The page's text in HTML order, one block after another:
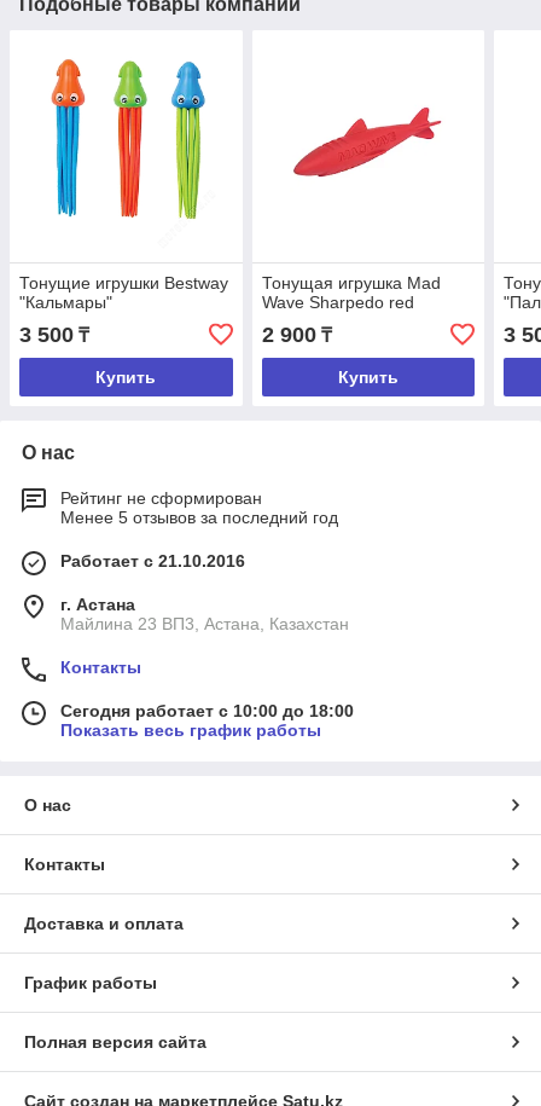
Тонущие игрушки Bestway
"Кальмары"
3 500 ₸
Купить
Тонущая игрушка Mad
Wave Sharpedo red
2 900₸
Купить
3
О нас
Рейтинг не сформирован
Менее 5 отзывов за последний год
Работает с 21.10.2016
г. Астана
Майлина 23 ВП3, Астана, Казахстан
Контакты
Сегодня работает с 10:00 до 18:00
Показать весь график работы
О нас
Контакты
Доставка и оплата
График работы
Полная версия сайта
Сайт создан на маркетплейсе Satu.kz